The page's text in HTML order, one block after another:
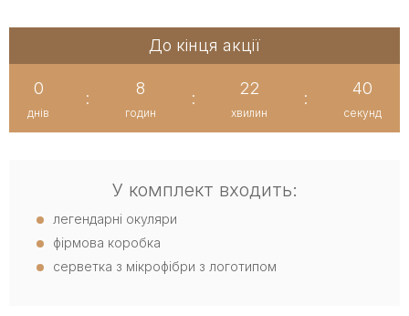
До кінця акції
0
днів
:
8
годин
:
22
хвилин
:
40
секунд
У комплект входить:
легендарні окуляри
фірмова коробка
серветка з мікрофібри з логотипом